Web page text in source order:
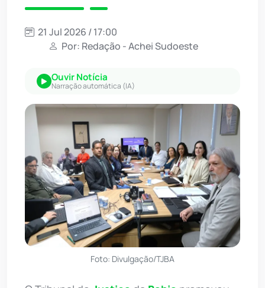
21 Jul 2026 / 17:00
Por: Redação - Achei Sudoeste
Ouvir Notícia
Narração automática (IA)
Foto: Divulgação/TJBA